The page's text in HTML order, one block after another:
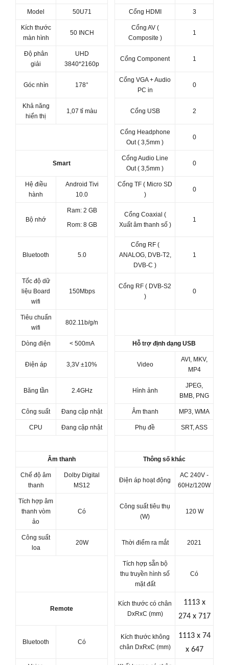
Model 50U71 Cổng HDMI 3
Kích thước
màn hình
50 INCH
Cổng AV (
Composite )
1
Độ phân
giải
UHD
3840*2160p
Cổng Component 1
Góc nhìn 178°
Cổng VGA + Audio
PC in
0
Khả năng
hiển thị
1,07 tỉ màu Cổng USB 2
Cổng Headphone
Out ( 3,5mm )
0
Smart
Cổng Audio Line
Out ( 3,5mm )
0
Hệ điều
hành
Android Tivi
10.0
Cổng TF ( Micro SD
)
0
Bộ nhớ
Ram: 2 GB
Rom: 8GB
Cổng Coaxial (
Xuất âm thanh số )
1
Bluetooth 5.0
Cổng RF (
ANALOG, DVB-T2,
DVB-C )
1
Tốc độ dữ
liệu Board
wifi
150Mbps
Cổng RF ( DVB-S2
)
0
Tiêu chuẩn
wifi
802.11b/g/n
Dòng điện < 500mA Hỗ trợ định dạng USB
Điện áp 3,3V ±10% Video
AVI, MKV,
MP4
Băng tần 2.4GHz Hình ảnh
JPEG,
BMB, PNG
Công suất Đang cập nhật Âm thanh MP3, WMA
CPU Đang cập nhật Phụ đề SRT, ASS
Âm thanh Thông số khác
Chế độ âm
thanh
Dolby Digital
MS12
Điện áp hoạt động
AC 240V -
60Hz/120W
Tích hợp âm
thanh vòm
ảo
Có
Công suất tiêu thụ
(W)
120 W
Công suất
loa
20W Thời điểm ra mắt 2021
Tích hợp sẵn bộ
thu truyền hình số
mặt đất
Có
Remote
Kích thước có chân
DxRxC (mm)
1113 x
274 x 717
Bluetooth Có
Kích thước không
chân DxRxC (mm)
1113 x 74
x 647